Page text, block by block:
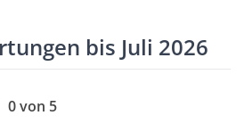
bis Juli 2026
0 von 5